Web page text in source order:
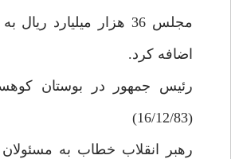
مجلس 36 هزار ميليارد
اضافه كرد.
رئيس جمهور در بوستان
(16/12/83)
رهبر انقلاب خطاب به مسئولان